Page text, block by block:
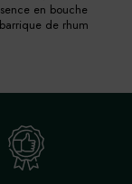
en bouche
de rhum